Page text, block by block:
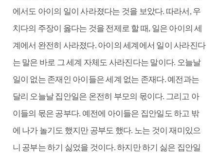
에서도 아이의 일이 사라졌다는 것을 보았다. 따라서, 우
치다의 주장이 옳다는 것을 전제로 할 때, 일은 아이의 세
계에서 완전히 사라졌다. 아이의 세계에서 일이 사라진다
는 말은 바로 그 세계 자체도 사라진다는 말이다. 오늘날
일이 없는 존재인 아이들은 세계 없는 존재다. 예전과는
달리 오늘날 집안일은 온전히 부모의 몫이다. 그리고 아
이들의 몫은 공부다. 예전에 아이들은 집안일도 하고 밖
에 나가 놀기도 했지만 공부도 했다. 노는 것이 재미있으
니 공부는 하기 싫었을 것이다. 하지만 하기 싫은 집안일